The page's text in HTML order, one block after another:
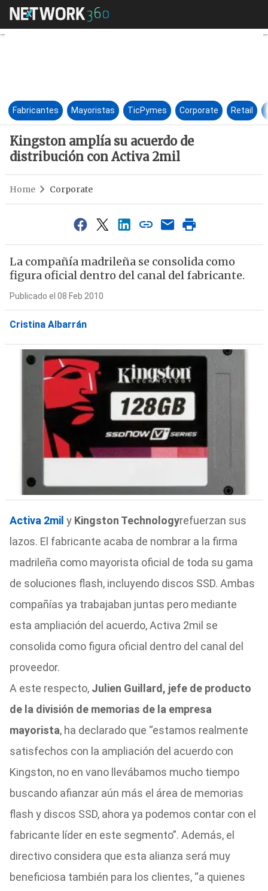
Kingston amplía su acuerdo
Fabricantes Mayoristas TicPymes Corporate Retail
Kingston amplía su acuerdo de
distribución con Activa 2mil
Home Corporate
La compañía madrileña se consolida como
figura oficial dentro del canal del fabricante.
Publicado el 08 Feb 2010
Cristina Albarrán
Activa 2mil y Kingston Technologyrefuerzan sus
lazos. El fabricante acaba de nombrar a la firma
madrileña como mayorista oficial de toda su gama
de soluciones flash, incluyendo discos SSD. Ambas
compañías ya trabajaban juntas pero mediante
esta ampliación del acuerdo, Activa 2mil se
consolida como figura oficial dentro del canal del
proveedor.
A este respecto, Julien Guillard, jefe de producto
de la división de memorias de la empresa
mayorista, ha declarado que “estamos realmente
satisfechos con la ampliación del acuerdo con
Kingston, no en vano llevábamos mucho tiempo
buscando afianzar aún más el área de memorias
flash y discos SSD, ahora ya podemos contar con el
fabricante líder en este segmento”. Además, el
directivo considera que esta alianza será muy
beneficiosa también para los clientes, “a quienes